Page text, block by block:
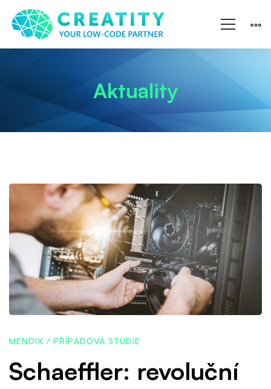
Aktuality
Schaeffler:
revoluční
inovace
v
průmyslu
MENDIX / PŘÍPADOVÁ STUDIE
Schaeffler: revoluční